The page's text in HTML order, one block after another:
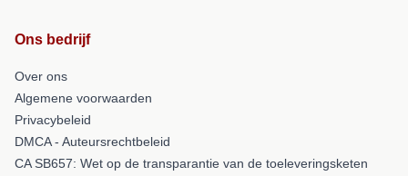
Ons bedrijf
Over ons
Algemene voorwaarden
Privacybeleid
DMCA - Auteursrechtbeleid
CA SB657: Wet op de transparantie van de toeleveringsketen